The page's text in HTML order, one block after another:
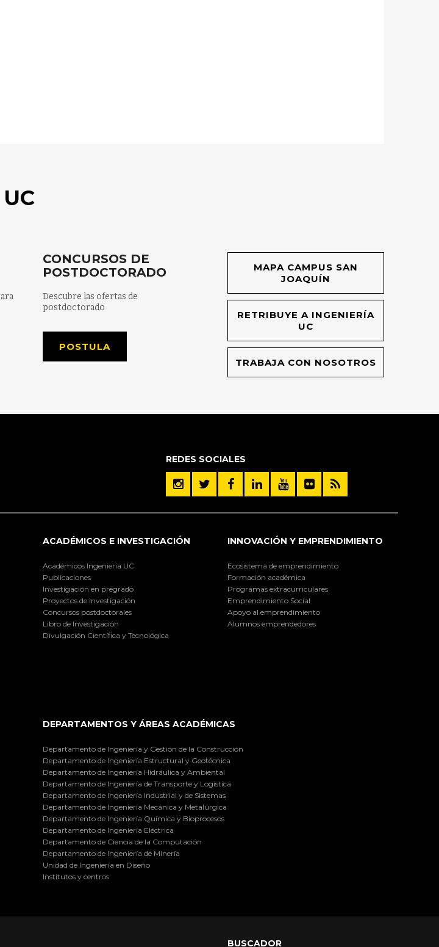
CONCURSOS DE
POSTDOCTORADO
Descubre las ofertas de
postdoctorado
POSTULA
MAPA CAMPUS SAN
JOAQUÍN
RETRIBUYE A INGENIERÍA
UC
TRABAJA CON NOSOTROS
REDES SOCIALES
ACADÉMICOS E INVESTIGACIÓN
Académicos Ingeniería UC
Publicaciones
Investigación en pregrado
Proyectos de investigación
Concursos postdoctorales
Libro de Investigación
Divulgación Científica y Tecnológica
INNOVACIÓN Y EMPRENDIMIENTO
Ecosistema de emprendimiento
Formación académica
Programas extracurriculares
Emprendimiento Social
Apoyo al emprendimiento
Alumnos emprendedores
DEPARTAMENTOS Y ÁREAS ACADÉMICAS
Departamento de Ingeniería y Gestión de la Construcción
Departamento de Ingeniería Estructural y Geotécnica
Departamento de Ingeniería Hidráulica y Ambiental
Departamento de Ingeniería de Transporte y Logística
Departamento de Ingeniería Industrial y de Sistemas
Departamento de Ingeniería Mecánica y Metalúrgica
Departamento de Ingeniería Química y Bioprocesos
Departamento de Ingeniería Eléctrica
Departamento de Ciencia de la Computación
Departamento de Ingeniería de Minería
Unidad de Ingeniería en Diseño
Institutos y centros
BUSCADOR